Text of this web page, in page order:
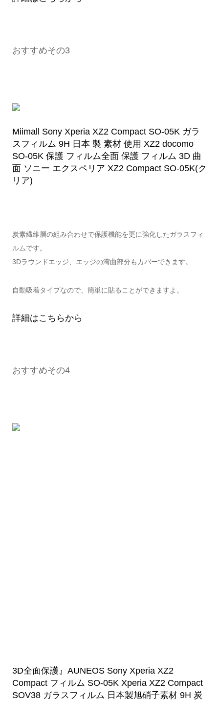
おすすめその3
Miimall Sony Xperia XZ2 Compact SO-05K ガラ
スフィルム 9H 日本 製 素材 使用 XZ2 docomo
SO-05K 保護 フィルム全面 保護 フィルム 3D 曲
面 ソニー エクスペリア XZ2 Compact SO-05K(ク
リア)
炭素繊維層の組み合わせで保護機能を更に強化したガラスフィ
ルムです。
3Dラウンドエッジ、エッジの湾曲部分もカバーできます。
自動吸着タイプなので、簡単に貼ることができますよ。
詳細はこちらから
おすすめその4
3D全面保護』AUNEOS Sony Xperia XZ2
Compact フィルム SO-05K Xperia XZ2 Compact
SOV38 ガラスフィルム 日本製旭硝子素材 9H 炭